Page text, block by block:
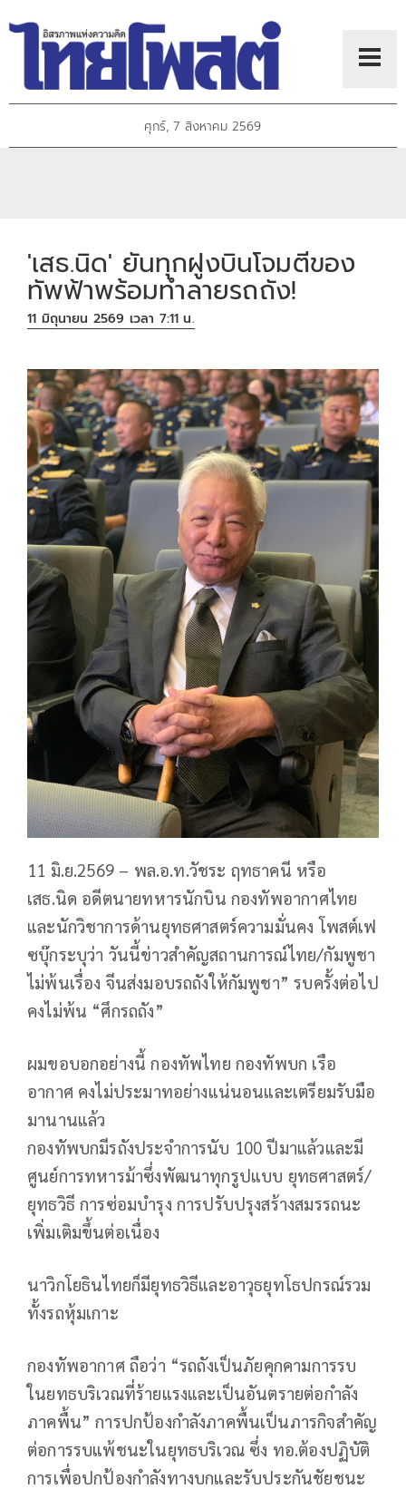
ศุกร์, 7 สิงหาคม 2569
'เสธ.นิด' ยันทุกฝูงบินโจมตีของ
ทัพฟ้าพร้อมทำลายรถถัง!
11 มิถุนายน 2569 เวลา 7:11 น.
11 มิ.ย.2569 – พล.อ.ท.วัชระ ฤทธาคนี หรือ
เสธ.นิด อดีตนายทหารนักบิน กองทัพอากาศไทย
และนักวิชาการด้านยุทธศาสตร์ความมั่นคง โพสต์เฟ
ซบุ๊กระบุว่า วันนี้ข่าวสำคัญสถานการณ์ไทย/กัมพูชา
ไม่พ้นเรื่อง จีนส่งมอบรถถังให้กัมพูชา” รบครั้งต่อไป
คงไม่พ้น “ศึกรถถัง”
ผมขอบอกอย่างนี้ กองทัพไทย กองทัพบก เรือ
อากาศ คงไม่ประมาทอย่างแน่นอนและเตรียมรับมือ
มานานแล้ว
กองทัพบกมีรถังประจำการนับ 100 ปีมาแล้วและมี
ศูนย์การทหารม้าซึ่งพัฒนาทุกรูปแบบ ยุทธศาสตร์/
ยุทธวิธี การซ่อมบำรุง การปรับปรุงสร้างสมรรถนะ
เพิ่มเติมขึ้นต่อเนื่อง
นาวิกโยธินไทยก็มียุทธวิธีและอาวุธยุทโธปกรณ์รวม
ทั้งรถหุ้มเกาะ
กองทัพอากาศ ถือว่า “รถถังเป็นภัยคุกคามการรบ
ในยทธบริเวณที่ร้ายแรงและเป็นอันตรายต่อกำลัง
ภาคพื้น” การปกป้องกำลังภาคพื้นเป็นภารกิจสำคัญ
ต่อการรบแพ้ชนะในยุทธบริเวณ ซึ่ง ทอ.ต้องปฏิบัติ
การเพื่อปกป้องกำลังทางบกและรับประกันชัยชนะ